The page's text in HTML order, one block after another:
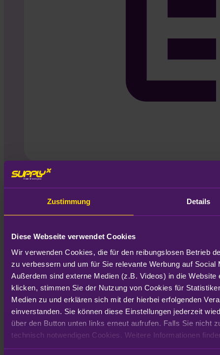
Zustimmung Details
Diese Webseite verwendet Cookies
Wir verwenden Cookies, die für den reibungslosen Betrieb
zu verbessern und um für Sie relevante Werbung auf
Außerdem sind externe Medien (z.B. Videos) in die
klicken, stimmen Sie der Nutzung von Cookies für
Medien zu und erklären sich mit der hierbei erfolgenden
einverstanden. Sie können diese Einstellungen jederzeit
über den Button unten links erneut aufrufen. Falls Sie nicht
technisch notwendigen Cookies. Weitere Informationen
Kontakt
Produkte
MOVE. By SupplyX
VIEW. By SupplyX
AHEAD. By SupplyX
Customs Solutions
Insights